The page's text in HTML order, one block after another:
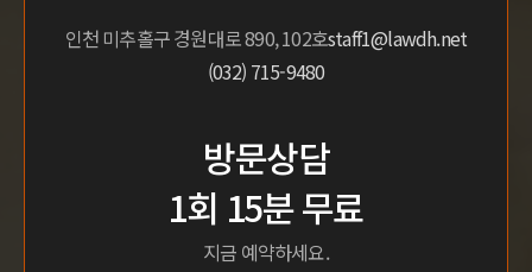
인천 미추홀구 경원대로 890, 102호staff1@lawdh.net
(032) 715-9480
방문상담
1회 15분 무료
지금 예약하세요.